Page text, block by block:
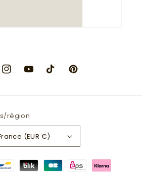
InstagramYouTubeTikTokPinterest
région
(EUR €)